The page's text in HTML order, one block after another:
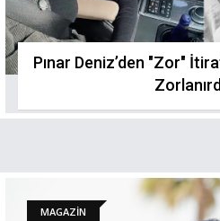
Pınar Deniz’den "Zor"
MAGAZİN